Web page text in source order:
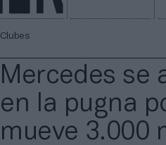
Clubes
Mercedes se
en la pugna
mueve 3.000